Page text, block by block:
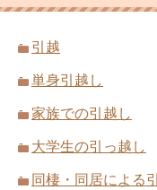
引
越し
二
おく
引越
単身引越し
家族での引越し
大学生の引っ越し
同棲・同居による